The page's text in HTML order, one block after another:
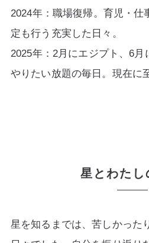
2024年：職場復帰。育児・仕
定も行う充実した日々。
2025年：2月にエジプト、6月
やりたい放題の毎日。現在に
星とわたし
星を知るまでは、苦しかった